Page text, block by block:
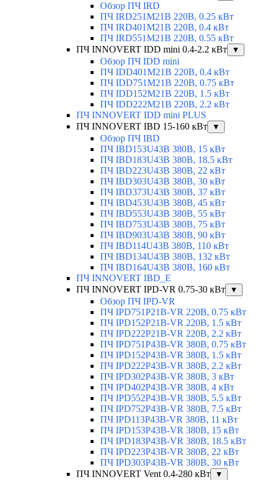
Обзор ПЧ IRD
ПЧ IRD251M21B 220В, 0.25 кВт
ПЧ IRD401M21B 220В, 0.4 кВт
ПЧ IRD551M21B 220В, 0.55 кВт
ПЧ INNOVERT IDD mini 0.4-2.2 кВт
▼
Обзор ПЧ IDD mini
ПЧ IDD401M21B 220В, 0.4 кВт
ПЧ IDD751M21B 220В, 0.75 кВт
ПЧ IDD152M21B 220В, 1.5 кВт
ПЧ IDD222M21B 220В, 2.2 кВт
ПЧ INNOVERT IDD mini PLUS
ПЧ INNOVERT IBD 15-160 кВт
▼
Обзор ПЧ IBD
ПЧ IBD153U43B 380В, 15 кВт
ПЧ IBD183U43B 380В, 18.5 кВт
ПЧ IBD223U43B 380В, 22 кВт
ПЧ IBD303U43B 380В, 30 кВт
ПЧ IBD373U43B 380В, 37 кВт
ПЧ IBD453U43B 380В, 45 кВт
ПЧ IBD553U43B 380В, 55 кВт
ПЧ IBD753U43B 380В, 75 кВт
ПЧ IBD903U43B 380В, 90 кВт
ПЧ IBD114U43B 380В, 110 кВт
ПЧ IBD134U43B 380В, 132 кВт
ПЧ IBD164U43B 380В, 160 кВт
ПЧ INNOVERT IBD_E
ПЧ INNOVERT IPD-VR 0.75-30 кВт
▼
Обзор ПЧ IPD-VR
ПЧ IPD751P21B-VR 220В, 0.75 кВт
ПЧ IPD152P21B-VR 220В, 1.5 кВт
ПЧ IPD222P21B-VR 220В, 2.2 кВт
ПЧ IPD751P43B-VR 380В, 0.75 кВт
ПЧ IPD152P43B-VR 380В, 1.5 кВт
ПЧ IPD222P43B-VR 380В, 2.2 кВт
ПЧ IPD302P43B-VR 380В, 3 кВт
ПЧ IPD402P43B-VR 380В, 4 кВт
ПЧ IPD552P43B-VR 380В, 5.5 кВт
ПЧ IPD752P43B-VR 380В, 7.5 кВт
ПЧ IPD113P43B-VR 380В, 11 кВт
ПЧ IPD153P43B-VR 380В, 15 кВт
ПЧ IPD183P43B-VR 380В, 18.5 кВт
ПЧ IPD223P43B-VR 380В, 22 кВт
ПЧ IPD303P43B-VR 380В, 30 кВт
ПЧ INNOVERT Vent 0.4-280 кВт
▼